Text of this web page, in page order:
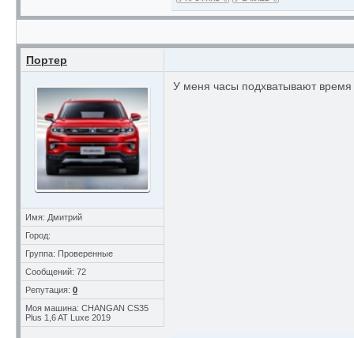
Портер
Имя: Дмитрий
Город:
Группа: Проверенные
Сообщений: 72
Репутация: 0
Моя машина: CHANGAN CS35
Plus 1,6 AT Luxe 2019
У меня часы подхватывают